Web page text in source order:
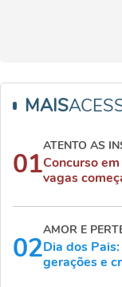
MAIS
01
ATENTO AS
Concurso
vagas
02
AMOR E
Dia dos
gerações e